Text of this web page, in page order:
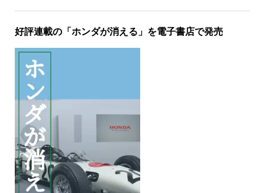
好評連載の「ホンダが消える」を電子書店で発売